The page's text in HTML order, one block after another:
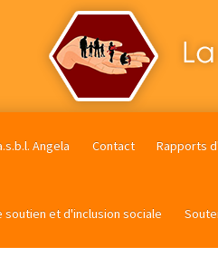
Angela Contact Rapports
et d'inclusion sociale